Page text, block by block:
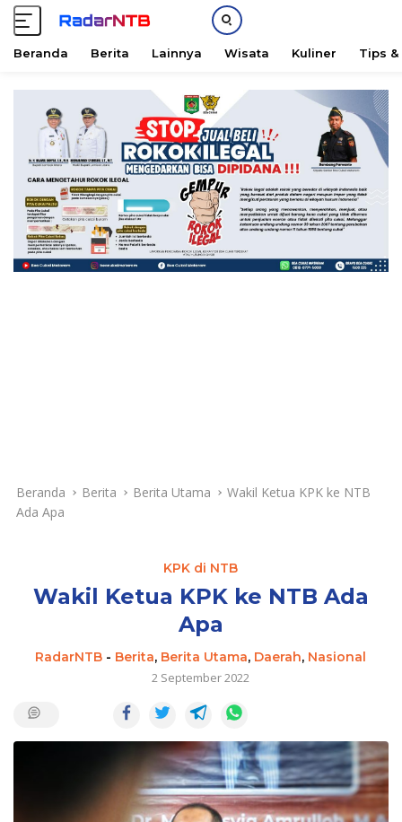
Beranda Berita Lainnya Wisata Kuliner Tips &
Beranda Berita Berita Utama
Wakil Ketua KPK ke NTB
Ada Apa
KPK di NTB
Wakil Ketua KPK ke NTB Ada
Apa
RadarNTB - Berita, Berita Utama, Daerah, Nasional
2 September 2022